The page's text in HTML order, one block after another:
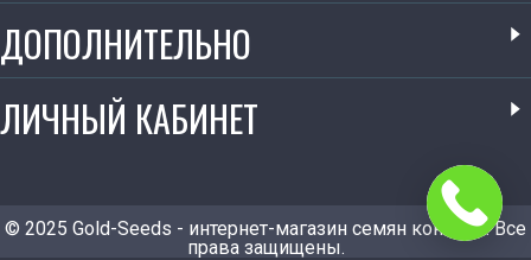
ДОПОЛНИТЕЛЬНО
ЛИЧНЫЙ КАБИНЕТ
© 2025 Gold-Seeds - интернет-магазин семян конопли. Все
права защищены.